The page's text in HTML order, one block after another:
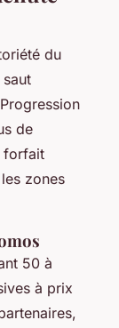
du
de
forfait
zones
50 à
à prix